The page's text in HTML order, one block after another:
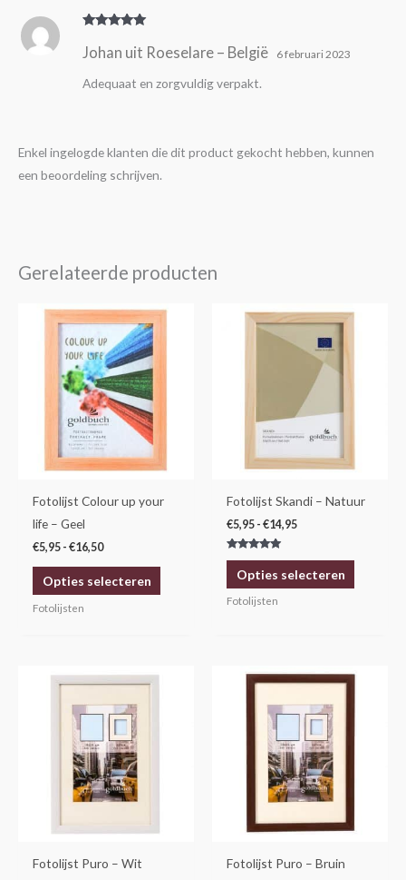
d5uit 5
Johan uit Roeselare – België 6 februari 2023
Adequaat en zorgvuldig verpakt.
Enkel ingelogde klanten die dit product gekocht hebben, kunnen
een beoordeling schrijven.
Gerelateerde producten
Fotolijst Colour up your
life – Geel
€5,95 - €16,50
Prijsklasse:
€5,95
tot
€16,50
Opties selecteren
Dit
kan
de
productpagina
Fotolijsten
Fotolijst Skandi – Natuur
€5,95 - €14,95
Prijsklasse:
€5,95
€14,95
Gewaardeerd
5.00
uit 5Opties selecteren
Dit
kan
de
Fotolijsten
Fotolijst Puro – Wit
Prijsklasse:
€4,25
tot
€14,30
kan
Fotolijst Puro – Bruin
Prijsklasse:
€4,25
tot
€14,30
Dit
kan